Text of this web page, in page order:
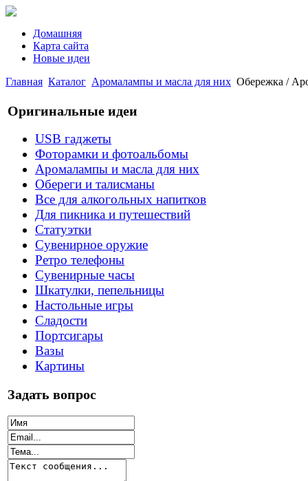
Домашняя
Карта сайта
Новые идеи
Главная Каталог Аромалампы и масла для них Обережка /
Оригинальные идеи
USB гаджеты
Фоторамки и фотоальбомы
Аромалампы и масла для них
Обереги и талисманы
Все для алкогольных напитков
Для пикника и путешествий
Статуэтки
Сувенирное оружие
Ретро телефоны
Сувенирные часы
Шкатулки, пепельницы
Настольные игры
Сладости
Портсигары
Вазы
Картины
Задать вопрос